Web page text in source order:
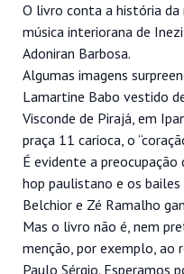
O livro conta a história da
música interiorana de
Adoniran Barbosa.
Algumas imagens
Lamartine Babo vestido
Visconde de Pirajá, em
praça 11 carioca, o
É evidente a
hop paulistano e os bailes
Belchior e Zé Ramalho
Mas o livro não é, nem
menção, por exemplo, ao
Paulo Sérgio. Esperamos